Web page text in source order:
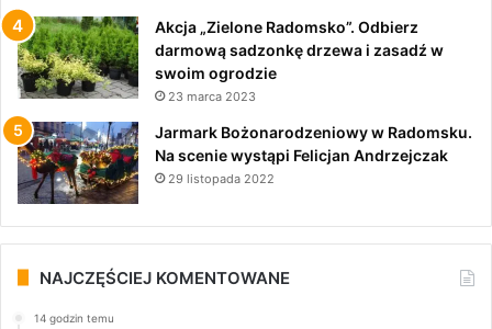
Akcja „Zielone Radomsko”. Odbierz
darmową sadzonkę drzewa i zasadź w
swoim ogrodzie
23 marca 2023
Jarmark Bożonarodzeniowy w Radomsku.
Na scenie wystąpi Felicjan Andrzejczak
29 listopada 2022
NAJCZĘŚCIEJ KOMENTOWANE
14 godzin temu